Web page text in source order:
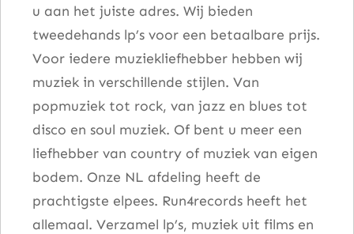
u aan het juiste adres. Wij bieden
tweedehands lp’s voor een betaalbare prijs.
Voor iedere muziekliefhebber hebben wij
muziek in verschillende stijlen. Van
popmuziek tot rock, van jazz en blues tot
disco en soul muziek. Of bent u meer een
liefhebber van country of muziek van eigen
bodem. Onze NL afdeling heeft de
prachtigste elpees. Run4records heeft het
allemaal. Verzamel lp’s, muziek uit films en